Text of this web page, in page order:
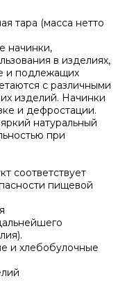
тара (масса нетто
начинки,
в изделиях,
и подлежащих
с различными
изделий. Начинки
и дефростации.
натуральный
при
соответствует
пищевой
и хлебобулочные